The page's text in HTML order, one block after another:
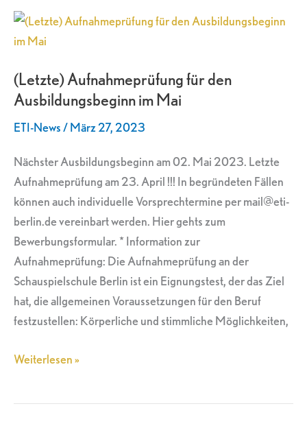
(Letzte) Aufnahmeprüfung für den
Ausbildungsbeginn im Mai
ETI-News/März 27, 2023
Nächster Ausbildungsbeginn am 02. Mai 2023. Letzte
Aufnahmeprüfung am 23. April !!! In begründeten Fällen
können auch individuelle Vorsprechtermine per mail@eti-
berlin.de vereinbart werden. Hier gehts zum
Bewerbungsformular. * Information zur
Aufnahmeprüfung: Die Aufnahmeprüfung an der
Schauspielschule Berlin ist ein Eignungstest, der das Ziel
hat, die allgemeinen Voraussetzungen für den Beruf
festzustellen: Körperliche und stimmliche Möglichkeiten,
(Letzte)
Aufnahmeprüfung
den
Ausbildungsbeginn
im
Weiterlesen »